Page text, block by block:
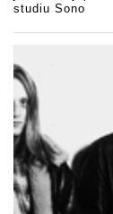
studiu Sono